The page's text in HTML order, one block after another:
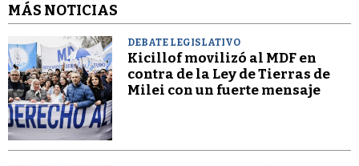
MÁS NOTICIAS
DEBATE LEGISLATIVO
Kicillof movilizó al MDF en
contra de la Ley de Tierras de
Milei con un fuerte mensaje